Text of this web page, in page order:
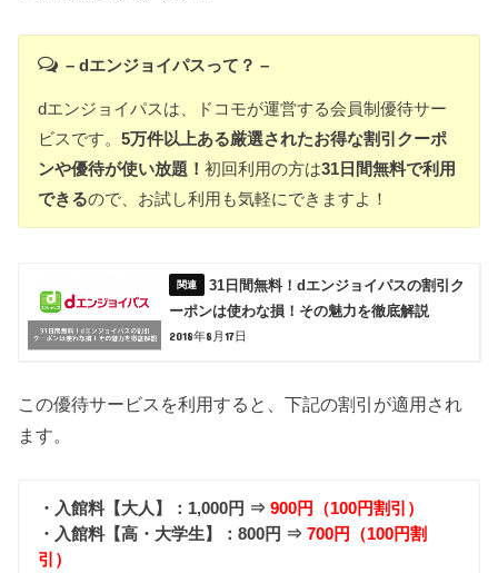
– dエンジョイパスって？ –
dエンジョイパスは、ドコモが運営する会員制優待サー
ビスです。5万件以上ある厳選されたお得な割引クーポ
ンや優待が使い放題！初回利用の方は31日間無料で利用
できるので、お試し利用も気軽にできますよ！
31日間無料！dエンジョイパスの割引ク
ーポンは使わな損！その魅力を徹底解説
2018年8月17日
この優待サービスを利用すると、下記の割引が適用され
ます。
・入館料【大人】：1,000円 ⇒900円（100円割引）
・入館料【高・大学生】：800円 ⇒700円（100円割
引）